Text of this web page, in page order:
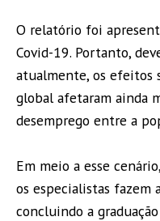
O relatório foi
Covid-19. Portanto,
atualmente, os efeitos
global afetaram ainda
desemprego entre a
Em meio a esse
os especialistas fazem
concluindo a